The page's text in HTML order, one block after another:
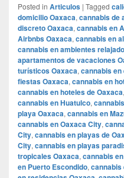
Posted in Articulos | Tagged
domicilio Oaxaca, cannabis de
discreto Oaxaca, cannabis en
Airbnbs Oaxaca, cannabis en
cannabis en ambientes
apartamentos de vacaciones
turísticos Oaxaca, cannabis
fiestas Oaxaca, cannabis en
cannabis en hoteles de Oaxaca,
cannabis en Huatulco,
playa Oaxaca, cannabis en
cannabis en Oaxaca City,
City, cannabis en playas de
City, cannabis en playas
tropicales Oaxaca, cannabis
en Puerto Escondido, cannabis